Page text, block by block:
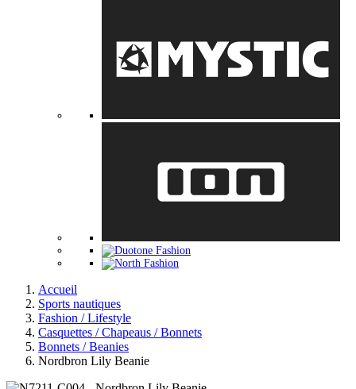
Accueil
Sports nautiques
Fashion / Lifestyle
Casquettes / Chapeaus / Bonnets
Bonnets / Beanies
Nordbron Lily Beanie